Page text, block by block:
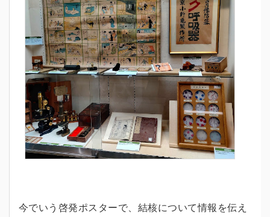
今でいう啓発ポスターで、結核について情報を伝え